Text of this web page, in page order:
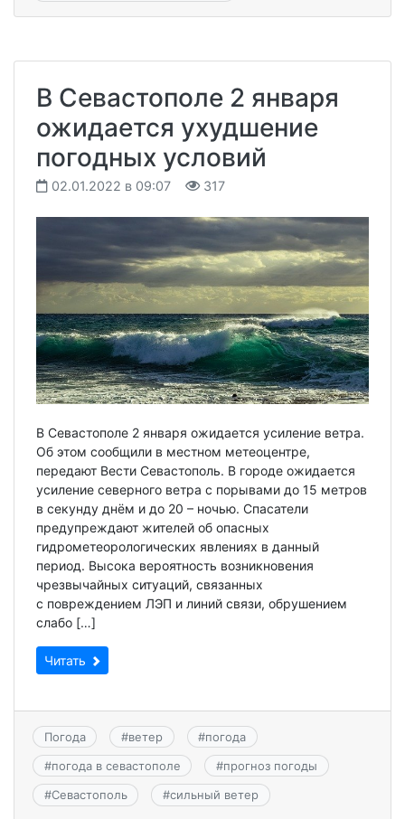
В Севастополе 2 января
ожидается ухудшение
погодных условий
02.01.2022 в 09:07 317
В Севастополе 2 января ожидается усиление ветра.
Об этом сообщили в местном метеоцентре,
передают Вести Севастополь. В городе ожидается
усиление северного ветра с порывами до 15 метров
в секунду днём и до 20 – ночью. Спасатели
предупреждают жителей об опасных
гидрометеорологических явлениях в данный
период. Высока вероятность возникновения
чрезвычайных ситуаций, связанных
с повреждением ЛЭП и линий связи, обрушением
слабо […]
Читать
Погода #ветер #погода
#погода в севастополе #прогноз погоды
#Севастополь #сильный ветер